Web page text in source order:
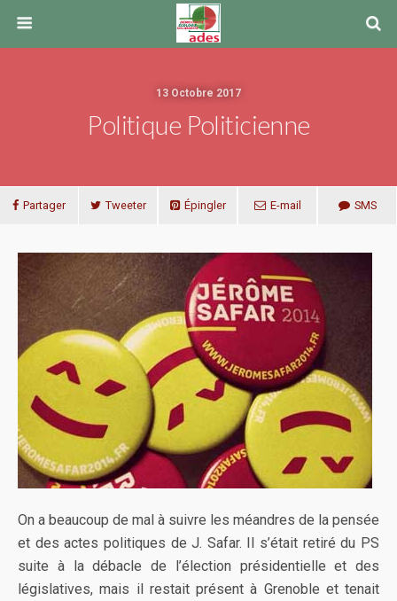
13 Octobre 2017
Politique Politicienne
Partager Tweeter Épingler E-mail SMS
On a beaucoup de mal à suivre les méandres de la pensée
et des actes politiques de J. Safar. Il s’était retiré du PS
suite à la débacle de l’élection présidentielle et des
législatives, mais il restait présent à Grenoble et tenait